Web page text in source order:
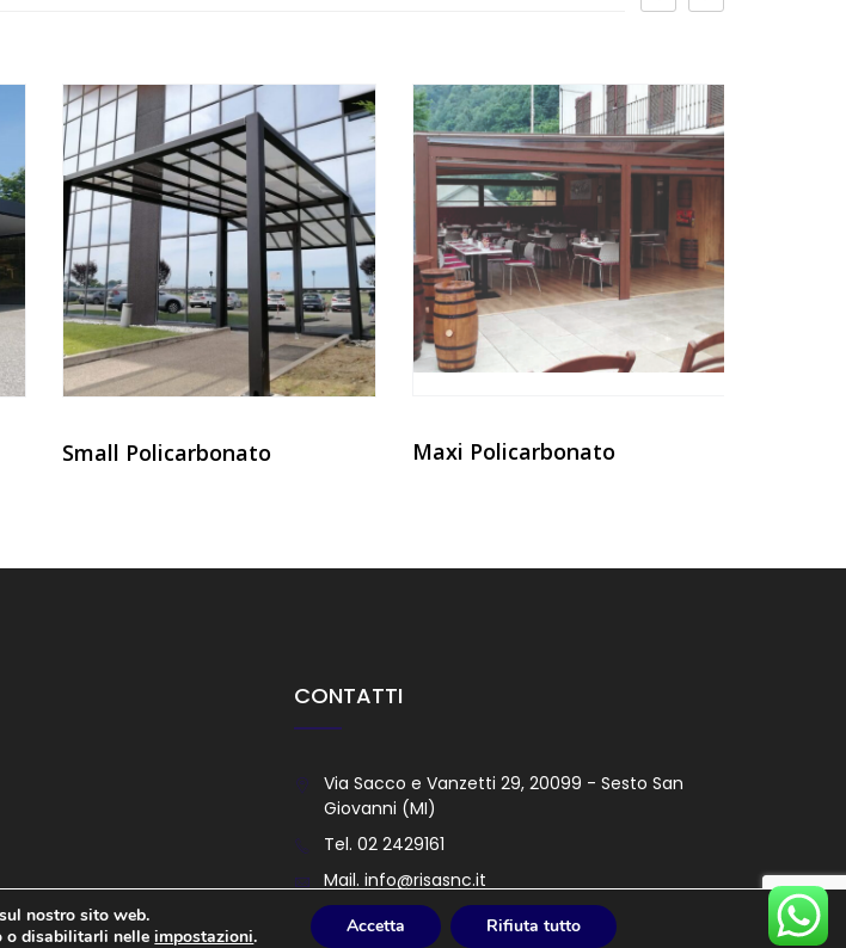
Small Policarbonato Maxi Policarbonato
CONTATTI
Via Sacco e Vanzetti 29, 20099 - Sesto San
Giovanni (MI)
Tel. 02 2429161
Mail. info@risasnc.it
nostro sito web.
o disabilitarli nelleimpostazioni. Accetta Rifiuta tutto